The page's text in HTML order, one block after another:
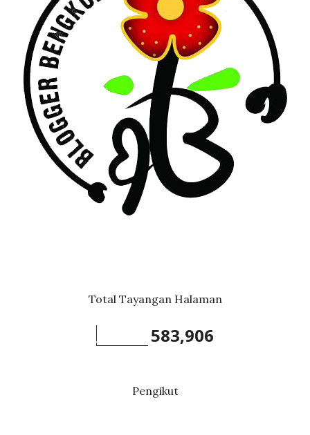
Total Tayangan Halaman
583,906
Pengikut